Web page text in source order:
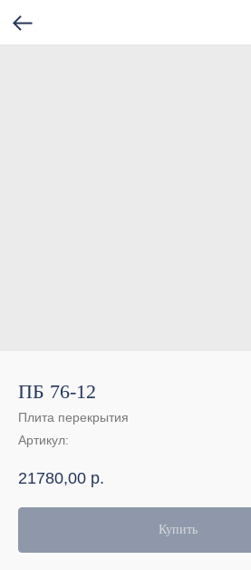
ПБ 76-12
Плита перекрытия
Артикул:
21780,00 р.
Купить